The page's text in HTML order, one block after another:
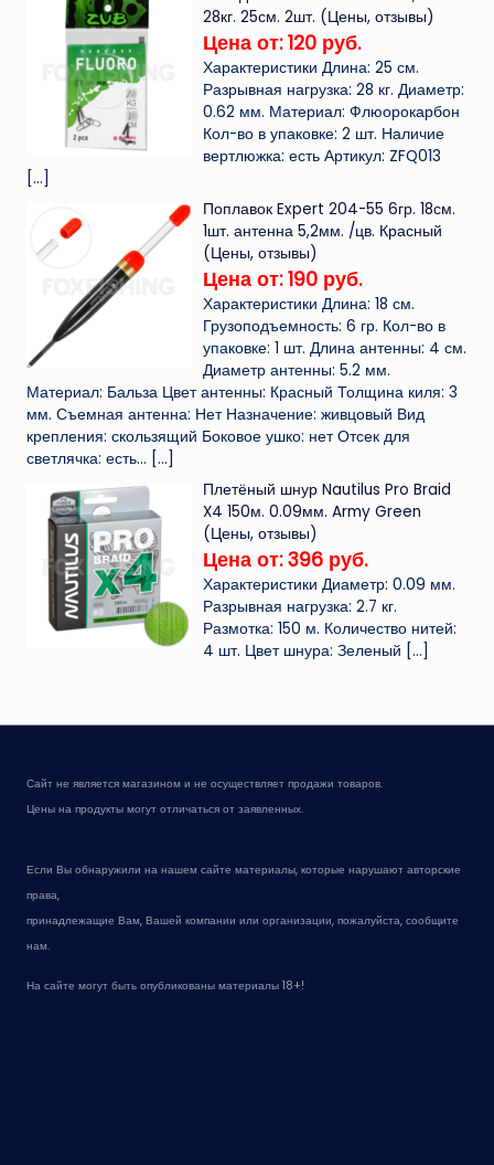
28кг. 25см. 2шт. (Цены, отзывы)
Цена от: 120 руб.
Характеристики Длина: 25 см.
Разрывная нагрузка: 28 кг. Диаметр:
0.62 мм. Материал: Флюорокарбон
Кол-во в упаковке: 2 шт. Наличие
вертлюжка: есть Артикул: ZFQ013
[…]
Поплавок Expert 204-55 6гр. 18см.
1шт. антенна 5,2мм. /цв. Красный
(Цены, отзывы)
Цена от: 190 руб.
Характеристики Длина: 18 см.
Грузоподъемность: 6 гр. Кол-во в
упаковке: 1 шт. Длина антенны: 4 см.
Диаметр антенны: 5.2 мм.
Материал: Бальза Цвет антенны: Красный Толщина киля: 3
мм. Съемная антенна: Нет Назначение: живцовый Вид
крепления: скользящий Боковое ушко: нет Отсек для
светлячка: есть... […]
Плетёный шнур Nautilus Pro Braid
X4 150м. 0.09мм. Army Green
(Цены, отзывы)
Цена от: 396 руб.
Характеристики Диаметр: 0.09 мм.
Разрывная нагрузка: 2.7 кг.
Размотка: 150 м. Количество нитей:
4 шт. Цвет шнура: Зеленый […]
Сайт не является магазином и не осуществляет продажи товаров.
Цены на продукты могут отличаться от заявленных.
Если Вы обнаружили на нашем сайте материалы, которые нарушают авторские
права,
принадлежащие Вам, Вашей компании или организации, пожалуйста, сообщите
нам.
На сайте могут быть опубликованы материалы 18+!